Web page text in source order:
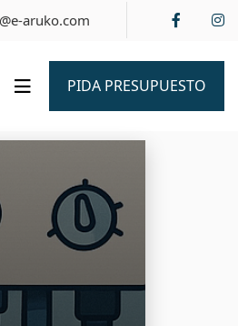
aruko.com
PIDA PRESUPUESTO